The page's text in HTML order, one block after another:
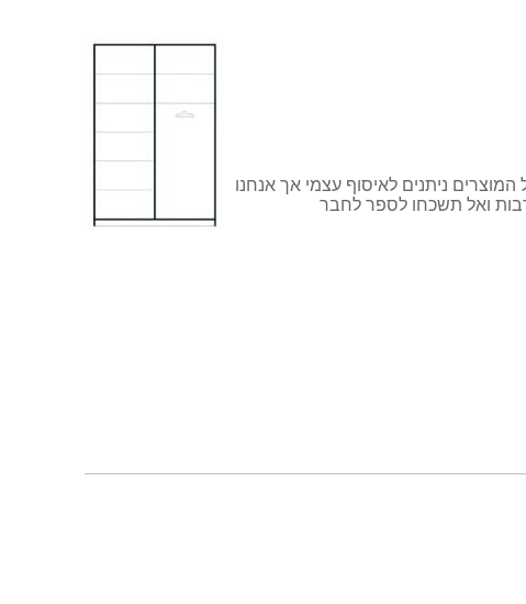
ניתנים לאיסוף עצמי אך אנחנו
ואל תשכחו לספר לחבר